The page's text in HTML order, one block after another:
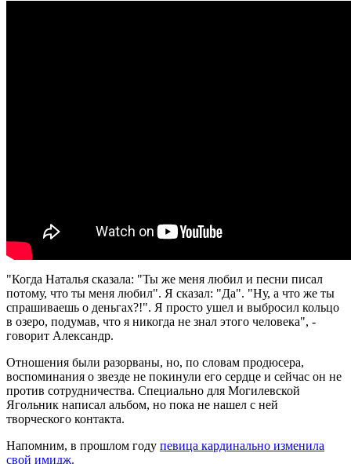
"Когда Наталья сказала: "Ты же меня любил и песни писал
потому, что ты меня любил". Я сказал: "Да". "Ну, а что же ты
спрашиваешь о деньгах?!". Я просто ушел и выбросил кольцо
в озеро, подумав, что я никогда не знал этого человека", -
говорит Александр.
Отношения были разорваны, но, по словам продюсера,
воспоминания о звезде не покинули его сердце и сейчас он не
против сотрудничества. Специально для Могилевской
Ягольник написал альбом, но пока не нашел с ней
творческого контакта.
Напомним, в прошлом году певица кардинально изменила
свой имидж.